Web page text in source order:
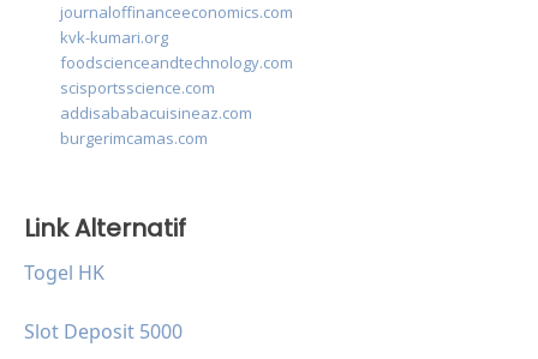
journaloffinanceeconomics.com
kvk-kumari.org
foodscienceandtechnology.com
scisportsscience.com
addisababacuisineaz.com
burgerimcamas.com
Link Alternatif
Togel HK
Slot Deposit 5000